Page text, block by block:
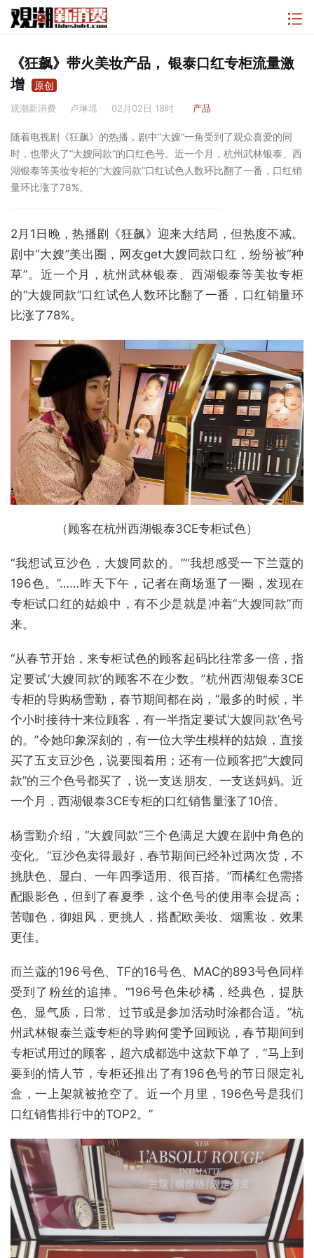
《狂飙》带火美妆产品， 银泰口红专柜流量激
增
原创
观潮新消费 卢琳瑶 02月02日 18时 产品
随着电视剧《狂飙》的热播，剧中”大嫂“一角受到了观众喜爱的同
时，也带火了“大嫂同款“的口红色号。近一个月，杭州武林银泰、西
湖银泰等美妆专柜的“大嫂同款”口红试色人数环比翻了一番，口红销
量环比涨了78%。
2月1日晚，热播剧《狂飙》迎来大结局，但热度不减。
剧中“大嫂”美出圈，网友get大嫂同款口红，纷纷被“种
草”。近一个月，杭州武林银泰、西湖银泰等美妆专柜
的“大嫂同款”口红试色人数环比翻了一番，口红销量环
比涨了78%。
（顾客在杭州西湖银泰3CE专柜试色）
“我想试豆沙色，大嫂同款的。”“我想感受一下兰蔻的
196色。”……昨天下午，记者在商场逛了一圈，发现在
专柜试口红的姑娘中，有不少是就是冲着“大嫂同款”而
来。
“从春节开始，来专柜试色的顾客起码比往常多一倍，指
定要试‘大嫂同款’的顾客不在少数。”杭州西湖银泰3CE
专柜的导购杨雪勤，春节期间都在岗，“最多的时候，半
个小时接待十来位顾客，有一半指定要试‘大嫂同款’色号
的。”令她印象深刻的，有一位大学生模样的姑娘，直接
买了五支豆沙色，说要囤着用；还有一位顾客把“大嫂同
款”的三个色号都买了，说一支送朋友、一支送妈妈。近
一个月，西湖银泰3CE专柜的口红销售量涨了10倍。
杨雪勤介绍，“大嫂同款”三个色满足大嫂在剧中角色的
变化。“豆沙色卖得最好，春节期间已经补过两次货，不
挑肤色、显白、一年四季适用、很百搭。”而橘红色需搭
配眼影色，但到了春夏季，这个色号的使用率会提高；
苦咖色，御姐风，更挑人，搭配欧美妆、烟熏妆，效果
更佳。
而兰蔻的196号色、TF的16号色、MAC的893号色同样
受到了粉丝的追捧。“196号色朱砂橘，经典色，提肤
色、显气质，日常、过节或是参加活动时涂都合适。”杭
州武林银泰兰蔻专柜的导购何雯予回顾说，春节期间到
专柜试用过的顾客，超六成都选中这款下单了，“马上到
要到的情人节，专柜还推出了有196色号的节日限定礼
盒，一上架就被抢空了。近一个月里，196色号是我们
口红销售排行中的TOP2。”